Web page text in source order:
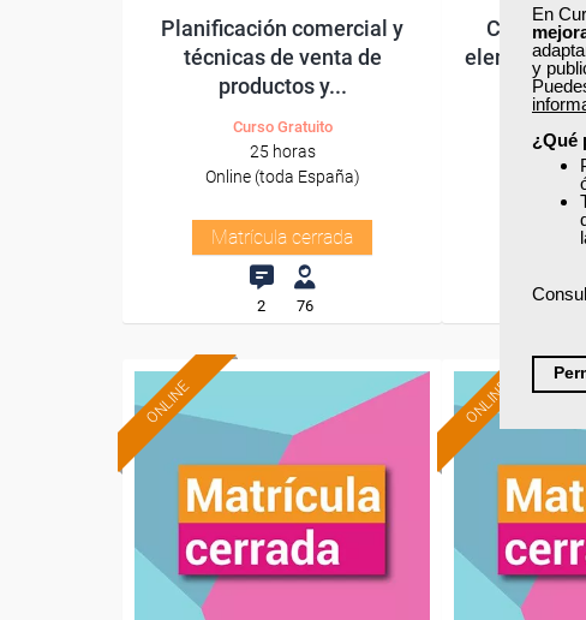
En
y
¿Qué
Planificación comercial y
técnicas de venta de
productos y...
Curso Gratuito
25 horas
Online (toda España)
Matrícula cerrada
2 76
Cálculo
elementos
Online
8
ONLINE ONLINE